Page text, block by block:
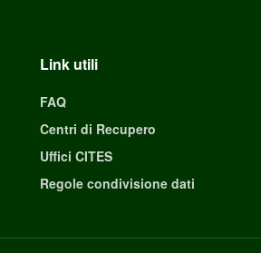
Link utili
FAQ
Centri di Recupero
Uffici CITES
Regole condivisione dati